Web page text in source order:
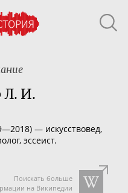
Л. И.
— искусствовед,
эссеист.
Поискать больше
на Википедии